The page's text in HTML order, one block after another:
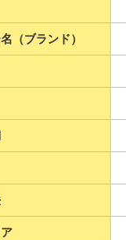
（ブランド）